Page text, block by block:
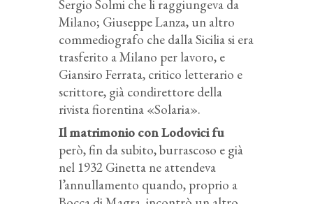
Sergio Solmi che li raggiungeva da
Milano; Giuseppe Lanza, un altro
commediografo che dalla Sicilia si era
trasferito a Milano per lavoro, e
Giansiro Ferrata, critico letterario e
scrittore, già condirettore della
rivista fiorentina «Solaria».
Il matrimonio con Lodovici fu
però, fin da subito, burrascoso e già
nel 1932 Ginetta ne attendeva
l’annullamento quando, proprio a